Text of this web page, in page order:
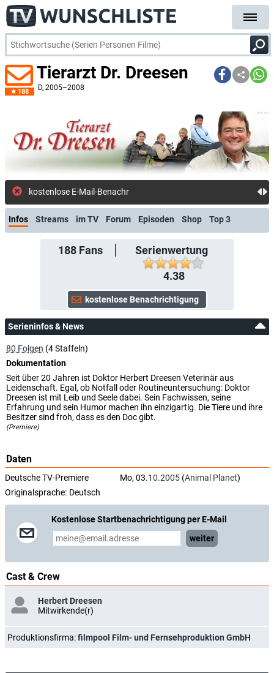
188
Tierarzt Dr. Dreesen
D, 2005–2008
kostenlose E-Mail-Benachrichtigung bei Str
Infos Streams im TV Forum Episoden Shop Top 3
188Fans
Serienwertung
4.38
Serieninfos & News
80 Folgen (4 Staffeln)
Dokumentation
Seit über 20 Jahren ist Doktor Herbert Dreesen Veterinär aus
Leidenschaft. Egal, ob Notfall oder Routineuntersuchung: Doktor
Dreesen ist mit Leib und Seele dabei. Sein Fachwissen, seine
Erfahrung und sein Humor machen ihn einzigartig. Die Tiere und ihre
Besitzer sind froh, dass es den Doc gibt.
(Premiere)
Daten
Deutsche TV-Premiere Mo, 03.10.2005 (Animal Planet)
Originalsprache: Deutsch
Kostenlose Startbenachrichtigung per E-Mail
weiter
Cast & Crew
Herbert Dreesen
Mitwirkende(r)
Produktionsfirma:filmpool Film- und Fernsehproduktion GmbH